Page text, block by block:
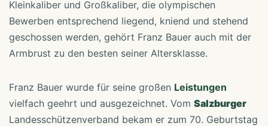
Kleinkaliber und Großkaliber, die olympischen
Bewerben entsprechend liegend, kniend und stehend
geschossen werden, gehört Franz Bauer auch mit der
Armbrust zu den besten seiner Altersklasse.
Franz Bauer wurde für seine großen Leistungen
vielfach geehrt und ausgezeichnet. Vom Salzburger
Landesschützenverband bekam er zum 70. Geburtstag